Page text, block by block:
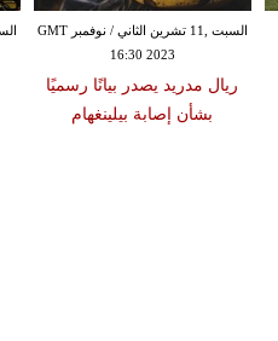
السبت ,11 تشرين الثاني / نوفمبر GMT
16:30 2023
ريال مدريد يصدر بيانًا رسميًا
بشأن إصابة بيلينغهام